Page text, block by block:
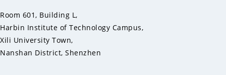
Room 601, Building L,
Harbin Institute of Technology Campus,
Xili University Town,
Nanshan District, Shenzhen